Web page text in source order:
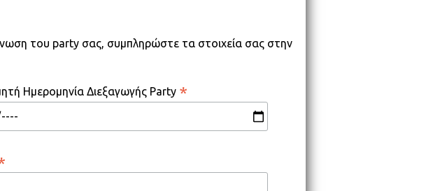
του party σας, συμπληρώστε τα στοιχεία σας στην
Ημερομηνία Διεξαγωγής Party *